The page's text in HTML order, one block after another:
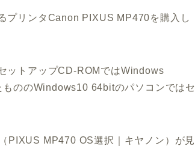
プリンタCanon PIXUS MP470を購入し
ットアップCD-ROMではWindows
ののWindows10 64bitのパソコンではセ
PIXUS MP470 OS選択｜キヤノン）が見